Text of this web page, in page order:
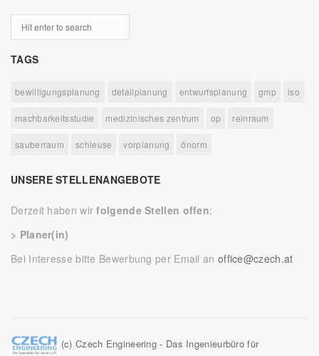
TAGS
bewilligungsplanung detailplanung entwurfsplanung gmp iso
machbarkeitsstudie medizinisches zentrum op reinraum
sauberraum schleuse vorplanung önorm
UNSERE STELLENANGEBOTE
Derzeit haben wirfolgende Stellen offen:
> Planer(in)
Bei Interesse bitte Bewerbung per Email an office@czech.at
(c) Czech Engineering - Das Ingenieurbüro für